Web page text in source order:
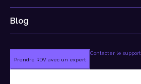
Blog
Prendre RDV avec un expert
Contacter le support